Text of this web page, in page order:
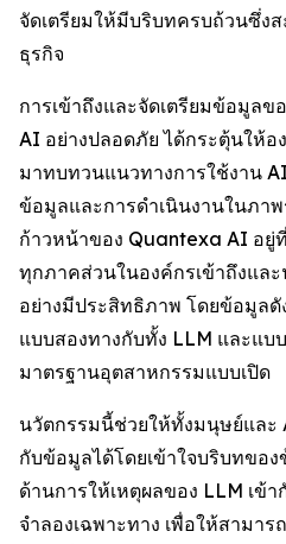
จัดเตรียมให้มีบริบทครบถ้วนซึ่ง
ธุรกิจ
การเข้าถึงและจัดเตรียมข้อมูล
AI อย่างปลอดภัย ได้กระตุ้นให้
มาทบทวนแนวทางการใช้งาน
ข้อมูลและการดำเนินงานในภา
ก้าวหน้าของ Quantexa AI อยู่
ทุกภาคส่วนในองค์กรเข้าถึงแล
อย่างมีประสิทธิภาพ โดยข้อมูล
แบบสองทางกับทั้ง LLM และแบ
มาตรฐานอุตสาหกรรมแบบเปิด
นวัตกรรมนี้ช่วยให้ทั้งมนุษย์และ
กับข้อมูลได้โดยเข้าใจบริบทขอ
ด้านการให้เหตุผลของ LLM เข้
จำลองเฉพาะทาง เพื่อให้สามา